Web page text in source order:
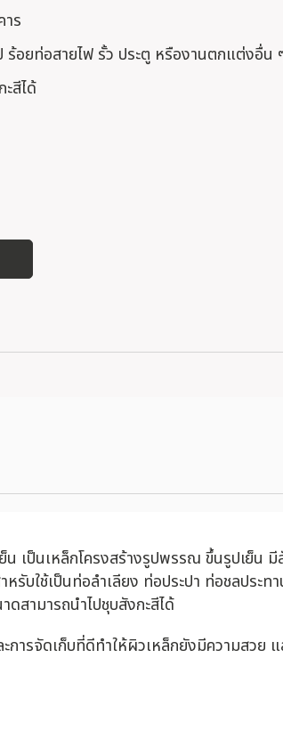
าร
ร้อยท่อสายไฟ รั้ว ประตู หรืองานตกแต่งอื่น
สีได้
เป็นเหล็กโครงสร้างรูปพรรณ ขึ้นรูปเย็น
บใช้เป็นท่อลำเลียง ท่อประปา ท่อชลประทา
สามารถนำไปชุบสังกะสีได้
ารจัดเก็บที่ดีทำให้ผิวเหล็กยังมีความสวย แ